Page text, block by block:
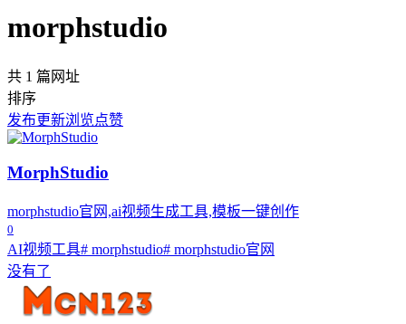
morphstudio
共 1 篇网址
排序
发布更新浏览点赞
MorphStudio
morphstudio官网,ai视频生成工具,模板一键创作
0
AI视频工具# morphstudio# morphstudio官网
没有了